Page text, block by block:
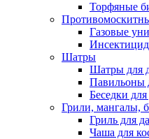
Торфяные
Газовые
Шатры
Шатры для
Павильоны
Беседки для
Грили, мангалы,
Гриль для
Чаша для